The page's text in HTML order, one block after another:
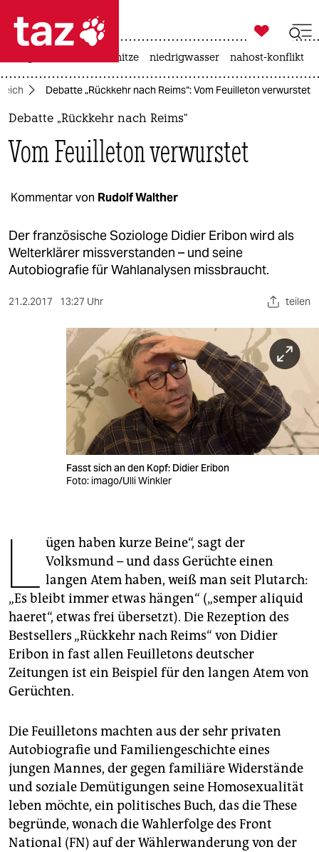
 taz zahl ich
taz zahl ich
themen
politik
öko
gesellschaft
kultur
wahrheit
veranstaltungen
unterstützen
abo
genossenschaft
epaper login

taz zahl ich
hitze niedrigwasser nahost-konflikt
Debatte „Rückkehr nach Reims“: Vom Feuilleton verwurstet
Debatte „Rückkehr nach Reims“
Vom Feuilleton verwurstet
Kommentar von Rudolf Walther
Der französische Soziologe Didier Eribon wird als
Welterklärer missverstanden – und seine
Autobiografie für Wahlanalysen missbraucht.
21.2.2017 13:27 Uhr teilen
Fasst sich an den Kopf: Didier Eribon
Foto: imago/Ulli Winkler
L ügen haben kurze Beine“, sagt der
Volksmund – und dass Gerüchte einen
langen Atem haben, weiß man seit Plutarch:
„Es bleibt immer etwas hängen“ („semper aliquid
haeret“, etwas frei übersetzt). Die Rezeption des
Bestsellers „Rückkehr nach Reims“ von Didier
Eribon in fast allen Feuilletons deutscher
Zeitungen ist ein Beispiel für den langen Atem von
Gerüchten.
Die Feuilletons machten aus der sehr privaten
Autobiografie und Familiengeschichte eines
jungen Mannes, der gegen familiäre Widerstände
und soziale Demütigungen seine Homosexualität
leben möchte, ein politisches Buch, das die These
begründe, wonach die Wahlerfolge des Front
National (FN) auf der Wählerwanderung von der